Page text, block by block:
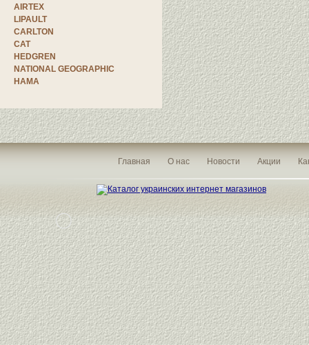
AIRTEX
LIPAULT
CARLTON
CAT
HEDGREN
NATIONAL GEOGRAPHIC
HAMA
Главная О нас Новости Акции